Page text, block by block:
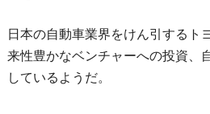
日本の自動車業界をけん引するト
来性豊かなベンチャーへの投資、
しているようだ。